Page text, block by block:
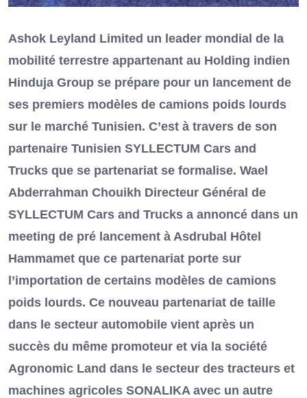
Ashok Leyland Limited un leader mondial de la
mobilité terrestre appartenant au Holding indien
Hinduja Group se prépare pour un lancement de
ses premiers modèles de camions poids lourds
sur le marché Tunisien. C’est à travers de son
partenaire Tunisien SYLLECTUM Cars and
Trucks que se partenariat se formalise. Wael
Abderrahman Chouikh Directeur Général de
SYLLECTUM Cars and Trucks a annoncé dans un
meeting de pré lancement à Asdrubal Hôtel
Hammamet que ce partenariat porte sur
l’importation de certains modèles de camions
poids lourds. Ce nouveau partenariat de taille
dans le secteur automobile vient après un
succès du même promoteur et via la société
Agronomic Land dans le secteur des tracteurs et
machines agricoles SONALIKA avec un autre